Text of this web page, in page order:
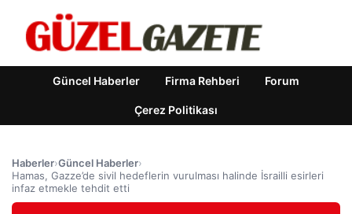
Güncel Haberler Firma Rehberi Forum
Çerez Politikası
Haberler›Güncel Haberler›
Hamas, Gazze’de sivil hedeflerin vurulması halinde İsrailli esirleri
infaz etmekle tehdit etti